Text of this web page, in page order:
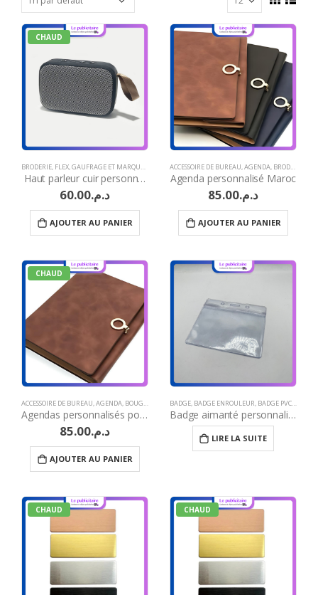
CHAUD
BRODERIE, FLEX,GAUFRAGE ET MARQUAGE À CHAUD ,GRAVURE LASER,HAUT-PARLEURS,IDÉES
Haut parleur cuir personnalisable
د.م.60.00
AJOUTER AU PANIER
ACCESSOIRE DE BUREAU,AGENDA, BRODERIE
Agenda personnalisé Maroc
د.م.85.00
AJOUTER AU PANIER
CHAUD
ACCESSOIRE DE BUREAU,AGENDA, BOUGIES BRODERIE,CADEAU JOURNÉE DE LA FEMME,
Agendas personnalisés pour entreprises
د.م.85.00
AJOUTER AU PANIER
BADGE, BADGE ENROULEUR, BADGE PVC,
Badge aimanté personnalisé Maroc
LIRE LA SUITE
CHAUD CHAUD